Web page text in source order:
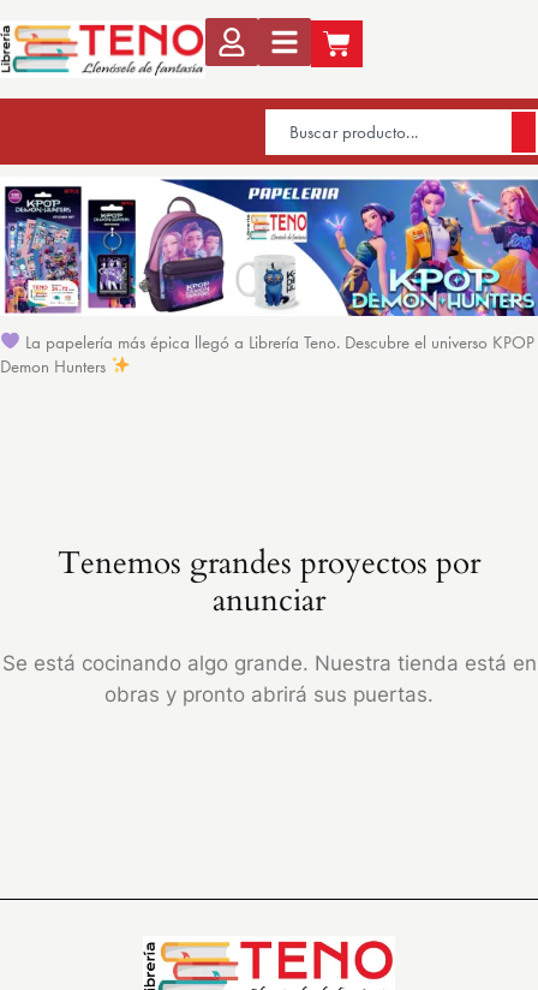
La papelería más épica llegó a Librería Teno. Descubre el universo KPOP
Demon Hunters
Tenemos grandes proyectos por
anunciar
Se está cocinando algo grande. Nuestra tienda está en
obras y pronto abrirá sus puertas.